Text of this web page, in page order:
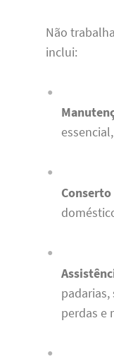
Não
inclui:
perdas e